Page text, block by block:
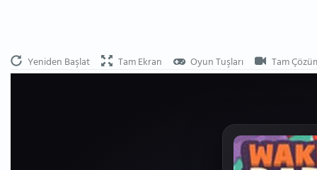
Yeniden Başlat Tam Ekran Oyun Tuşları Tam